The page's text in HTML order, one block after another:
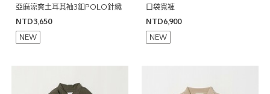
亞麻涼爽土耳其袖3釦POLO針織
NTD3,650
NEW
口袋寬褲
NTD6,900
NEW